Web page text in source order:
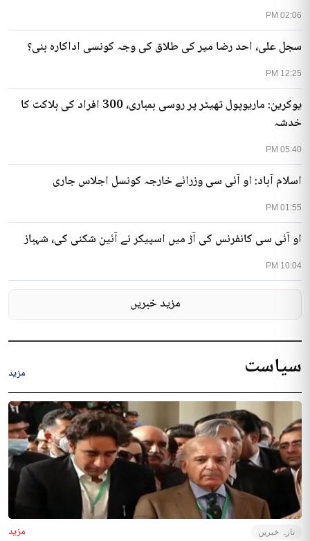
02:06 PM
12:25 PM
سجل علی، احد رضا میر کی طلاق کی وجہ کونسی اداکارہ بنی؟
05:40 PM
یوکرین: ماریوپول تھیٹر پر روسی بمباری، 300 افراد کی ہلاکت کا
خدشہ
01:55 PM
اسلام آباد: او آئی سی وزرائے خارجہ کونسل اجلاس جاری
10:04 PM
او آئی سی کانفرنس کی آڑ میں اسپیکر نے آئین شکنی کی، شہباز
مزید خبریں
سیاست مزید
تازہ خبریں مزید